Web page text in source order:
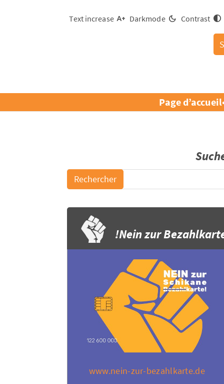
Contrast
Darkmode
Text increase
Page d’accueil
Nein zur
www.nein-zur-bezahlkarte.de